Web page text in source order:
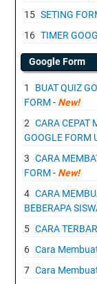
SETING
TIMER
Google Form
BUAT QUIZ
FORM - New!
CARA CEPAT
GOOGLE FORM
CARA
FORM - New!
CARA
BEBERAPA
CARA
Cara
Cara